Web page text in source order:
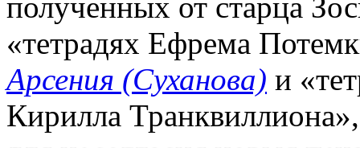
«тетрадях Ефрема
Арсения (Суханова) и
Кирилла